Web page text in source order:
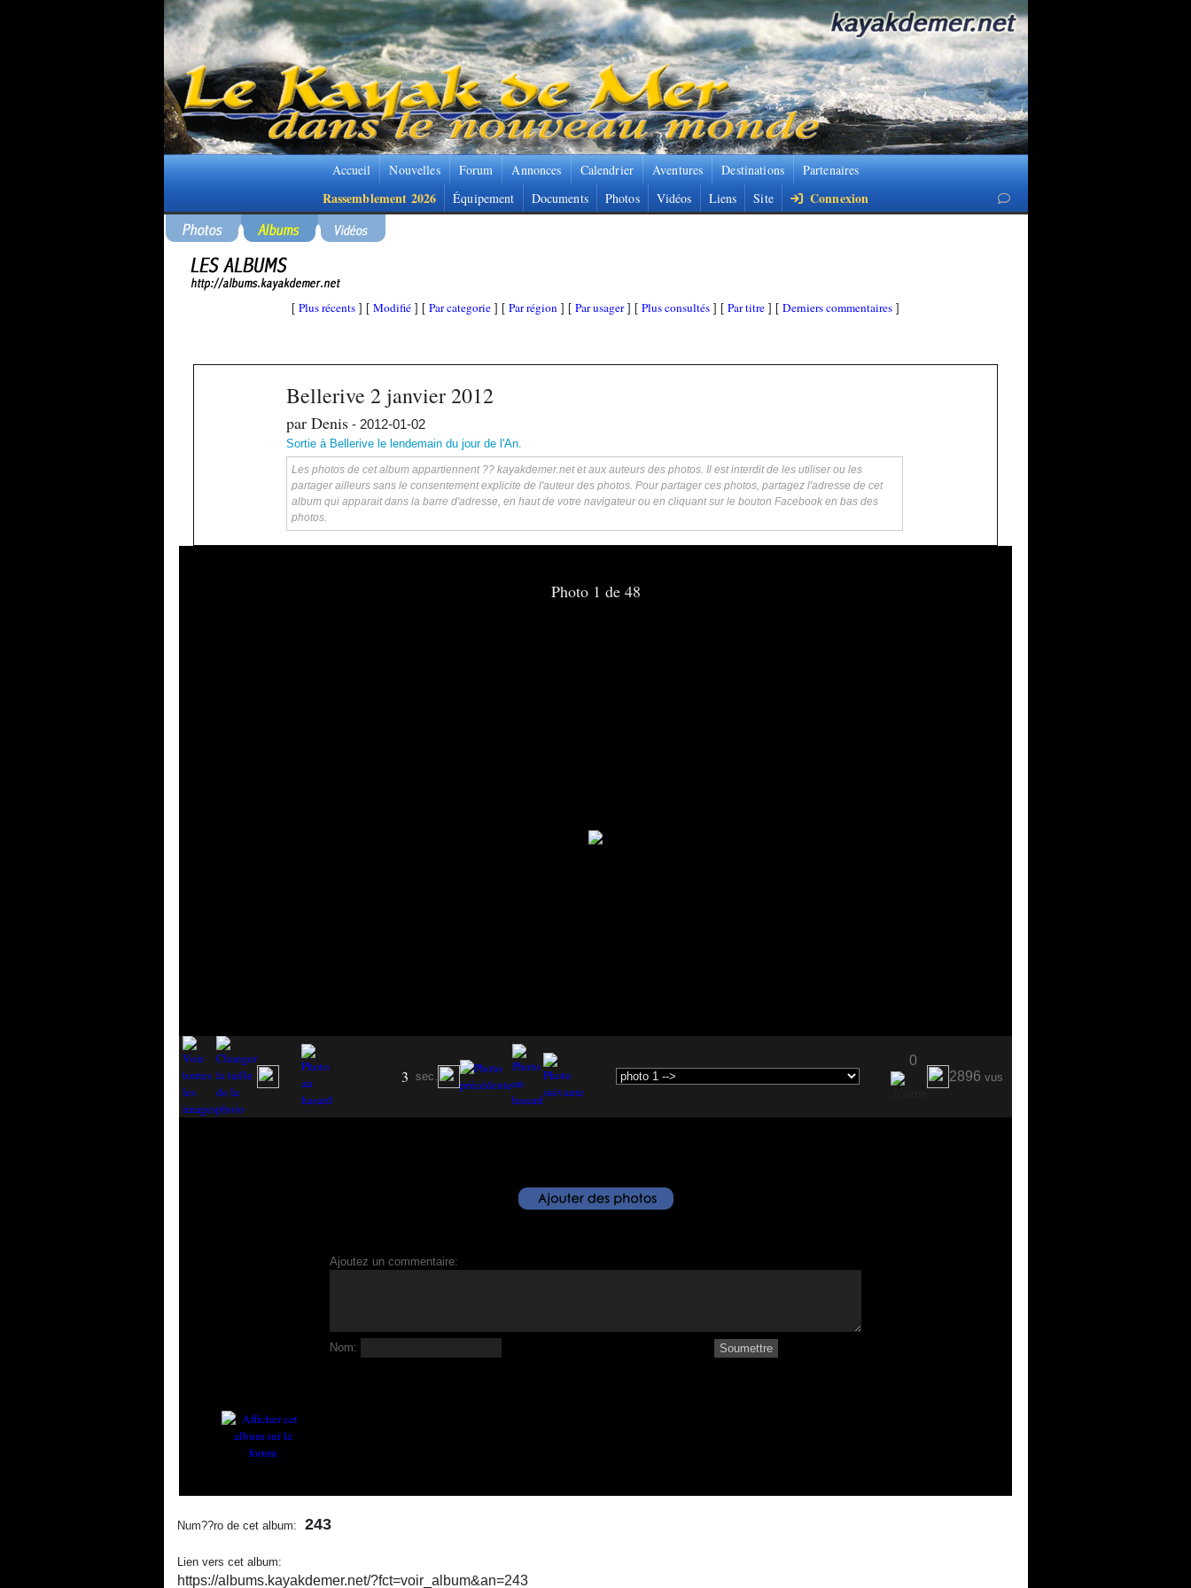
Accueil Nouvelles Forum Annonces Calendrier Aventures Destinations Partenaires
Rassemblement 2026 Équipement Documents Photos Vidéos Liens Site Connexion
[ Plus récents ] [ Modifié ] [ Par categorie ] [ Par région ] [ Par usager] [ Plus consultés ] [ Par titre ] [ Derniers commentaires ]
Bellerive 2 janvier 2012
par Denis - 2012-01-02
Sortie à Bellerive le lendemain du jour de l'An.
Les photos de cet album appartiennent ?? kayakdemer.net et aux auteurs des photos. Il est interdit de les utiliser ou les
partager ailleurs sans le consentement explicite de l'auteur des photos. Pour partager ces photos, partagez l'adresse de cet
album qui apparait dans la barre d'adresse, en haut de votre navigateur ou en cliquant sur le bouton Facebook en bas des
photos.
Photo 1 de 48
3 sec.
0
2896 vus
Ajoutez un commentaire:
Nom:
Num??ro de cet album: 243
Lien vers cet album:
https://albums.kayakdemer.net/?fct=voir_album&an=243